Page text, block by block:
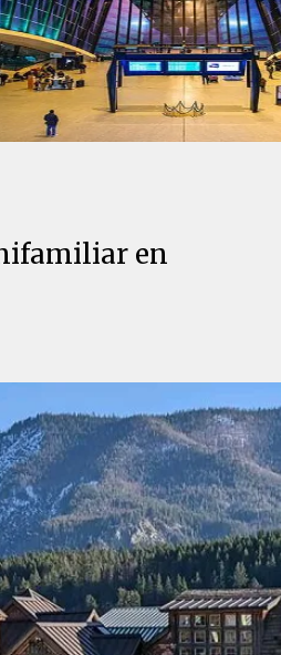
en